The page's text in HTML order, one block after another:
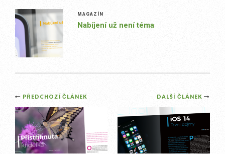
MAGAZÍN
Nabíjení už není téma
Post
navigation
DALŠÍ ČLÁNEK
PŘEDCHOZÍ ČLÁNEK